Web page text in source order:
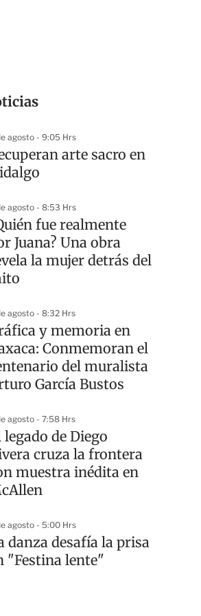
agosto - 9:05 Hrs
arte sacro en
agosto - 8:53 Hrs
fue realmente
Juana? Una obra
la mujer detrás del
agosto - 8:32 Hrs
y memoria en
Conmemoran el
del muralista
García Bustos
agosto - 7:58 Hrs
legado de Diego
cruza la frontera
muestra inédita en
agosto - 5:00 Hrs
danza desafía la prisa
"Festina lente"